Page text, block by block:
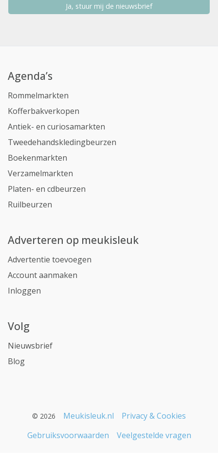
Ja, stuur mij de nieuwsbrief
Agenda’s
Rommelmarkten
Kofferbakverkopen
Antiek- en curiosamarkten
Tweedehandskledingbeurzen
Boekenmarkten
Verzamelmarkten
Platen- en cdbeurzen
Ruilbeurzen
Adverteren op meukisleuk
Advertentie toevoegen
Account aanmaken
Inloggen
Volg
Nieuwsbrief
Blog
© 2026 Meukisleuk.nl
Privacy & Cookies
Gebruiksvoorwaarden
Veelgestelde vragen